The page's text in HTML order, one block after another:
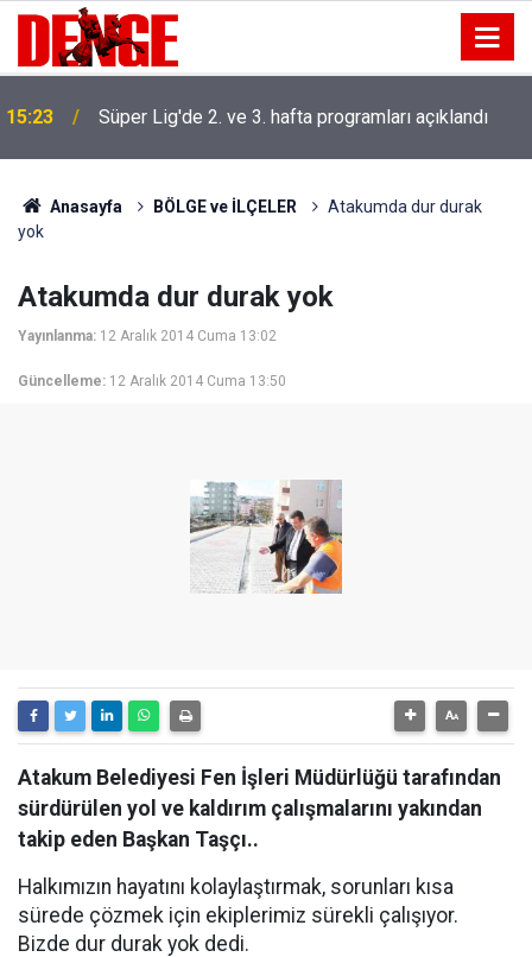
15:23 Süper Lig'de 2. ve 3. hafta programları açıklandı
Anasayfa BÖLGE ve İLÇELER
Atakumda dur durak
yok
Atakumda dur durak yok
Yayınlanma: 12 Aralık 2014 Cuma 13:02
Güncelleme: 12 Aralık 2014 Cuma 13:50
Atakum Belediyesi Fen İşleri Müdürlüğü tarafından
sürdürülen yol ve kaldırım çalışmalarını yakından
takip eden Başkan Taşçı..
Halkımızın hayatını kolaylaştırmak, sorunları kısa
sürede çözmek için ekiplerimiz sürekli çalışıyor.
Bizde dur durak yok dedi.